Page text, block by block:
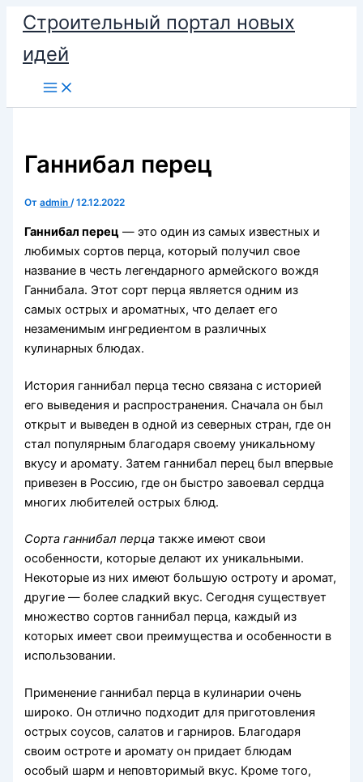
Перейти
содержимому
Строительный портал новых
идей
Ганнибал перец
Отadmin/12.12.2022
Ганнибал перец — это один из самых известных и
любимых сортов перца, который получил свое
название в честь легендарного армейского вождя
Ганнибала. Этот сорт перца является одним из
самых острых и ароматных, что делает его
незаменимым ингредиентом в различных
кулинарных блюдах.
История ганнибал перца тесно связана с историей
его выведения и распространения. Сначала он был
открыт и выведен в одной из северных стран, где он
стал популярным благодаря своему уникальному
вкусу и аромату. Затем ганнибал перец был впервые
привезен в Россию, где он быстро завоевал сердца
многих любителей острых блюд.
Сорта ганнибал перца также имеют свои
особенности, которые делают их уникальными.
Некоторые из них имеют большую остроту и аромат,
другие — более сладкий вкус. Сегодня существует
множество сортов ганнибал перца, каждый из
которых имеет свои преимущества и особенности в
использовании.
Применение ганнибал перца в кулинарии очень
широко. Он отлично подходит для приготовления
острых соусов, салатов и гарниров. Благодаря
своим остроте и аромату он придает блюдам
особый шарм и неповторимый вкус. Кроме того,